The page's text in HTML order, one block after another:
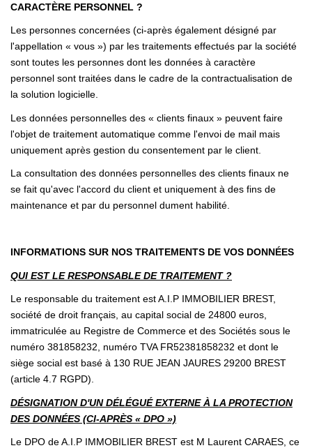
CARACTÈRE PERSONNEL ?
Les personnes concernées (ci-après également désigné par
l'appellation « vous ») par les traitements effectués par la société
sont toutes les personnes dont les données à caractère
personnel sont traitées dans le cadre de la contractualisation de
la solution logicielle.
Les données personnelles des « clients finaux » peuvent faire
l'objet de traitement automatique comme l'envoi de mail mais
uniquement après gestion du consentement par le client.
La consultation des données personnelles des clients finaux ne
se fait qu'avec l'accord du client et uniquement à des fins de
maintenance et par du personnel dument habilité.
INFORMATIONS SUR NOS TRAITEMENTS DE VOS DONNÉES
QUI EST LE RESPONSABLE DE TRAITEMENT ?
Le responsable du traitement est A.I.P IMMOBILIER BREST,
société de droit français, au capital social de 24800 euros,
immatriculée au Registre de Commerce et des Sociétés sous le
numéro 381858232, numéro TVA FR52381858232 et dont le
siège social est basé à 130 RUE JEAN JAURES 29200 BREST
(article 4.7 RGPD).
DÉSIGNATION D'UN DÉLÉGUÉ EXTERNE À LA PROTECTION
DES DONNÉES (CI-APRÈS « DPO »)
Le DPO de A.I.P IMMOBILIER BREST est M Laurent CARAES, ce